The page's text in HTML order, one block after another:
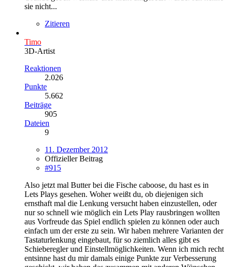
sie nicht...
Zitieren
Timo
3D-Artist
Reaktionen
2.026
Punkte
5.662
Beiträge
905
Dateien
9
11. Dezember 2012
Offizieller Beitrag
#915
Also jetzt mal Butter bei die Fische caboose, du hast es in
Lets Plays gesehen. Woher weißt du, ob diejenigen sich
ernsthaft mal die Lenkung versucht haben einzustellen, oder
nur so schnell wie möglich ein Lets Play rausbringen wollten
aus Vorfreude das Spiel endlich spielen zu können oder auch
einfach um der erste zu sein. Wir haben mehrere Varianten der
Tastaturlenkung eingebaut, für so ziemlich alles gibt es
Schieberegler und Einstellmöglichkeiten. Wenn ich mich recht
entsinne hast du mir damals einige Punkte zur Verbesserung